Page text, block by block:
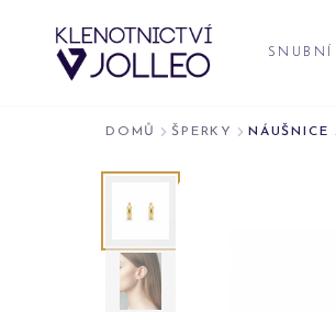
SNUBNÍ
DOMŮ ŠPERKY NÁUŠNICE